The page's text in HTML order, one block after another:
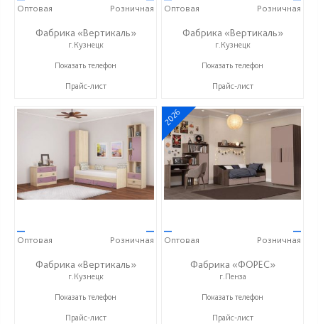
Оптовая Розничная
Фабрика «Вертикаль»
г.Кузнецк
+7 (927) 38-059-88
Показать телефон
Прайс-лист
Оптовая Розничная
Фабрика «Вертикаль»
г.Кузнецк
+7 (927) 38-059-88
Показать телефон
Прайс-лист
—
Оптовая
—
Розничная
Фабрика «Вертикаль»
г.Кузнецк
+7 (927) 38-059-88
Показать телефон
Прайс-лист
2026
—
Оптовая
—
Розничная
Фабрика «ФОРЕС»
г.Пенза
+7 (8412) 73-85-16
Показать телефон
Прайс-лист